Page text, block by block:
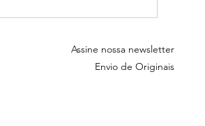
Assine nossa newsletter
Envio de Originais